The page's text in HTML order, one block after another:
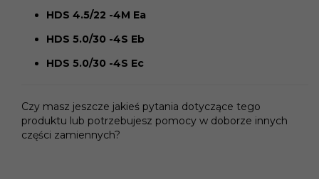
HDS 4.5/22 -4M Ea
HDS 5.0/30 -4S Eb
HDS 5.0/30 -4S Ec
Czy masz jeszcze jakieś pytania dotyczące tego
produktu lub potrzebujesz pomocy w doborze innych
części zamiennych?